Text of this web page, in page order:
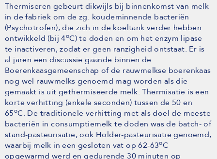
Thermiseren gebeurt dikwijls bij binnenkomst van melk
in de fabriek om de zg. koudeminnende bacteriën
(Psychotrofen), die zich in de koeltank verder hebben
ontwikkeld (bij 4oC) te doden en om het enzym lipase
te inactiveren, zodat er geen ranzigheid ontstaat. Er is
al jaren een discussie gaande binnen de
Boerenkaasgemeenschap of de rauwmelkse boerenkaas
nog wel rauwmelks genoemd mag worden als die
gemaakt is uit gethermiseerde melk. Thermisatie is een
korte verhitting (enkele seconden) tussen de 50 en
65oC. De traditionele verhitting met als doel de meeste
bacteriën in consumptiemelk te doden was de batch- of
stand-pasteurisatie, ook Holder-pasteurisatie genoemd,
waarbij melk in een gesloten vat op 62-63oC
opgewarmd werd en gedurende 30 minuten op